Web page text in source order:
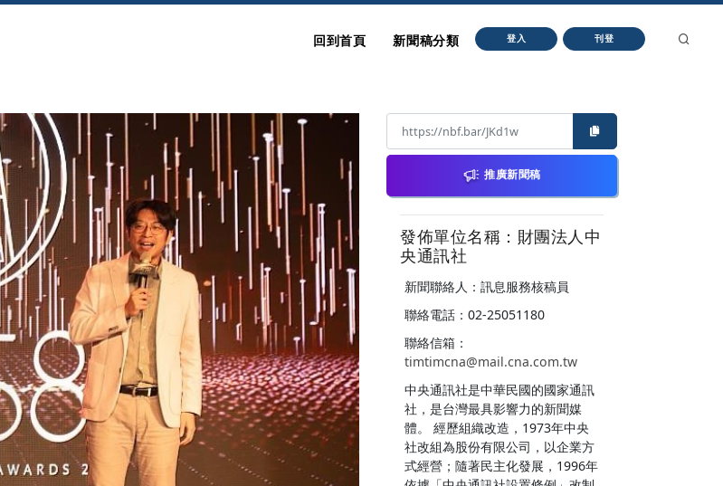
回到首頁 新聞稿分類 登入 刊登
推廣新聞稿
發佈單位名稱：財團法人中
央通訊社
新聞聯絡人：訊息服務核稿員
聯絡電話：02-25051180
聯絡信箱：
timtimcna@mail.cna.com.tw
中央通訊社是中華民國的國家通訊
社，是台灣最具影響力的新聞媒
體。 經歷組織改造，1973年中央
社改組為股份有限公司，以企業方
式經營；隨著民主化發展，1996年